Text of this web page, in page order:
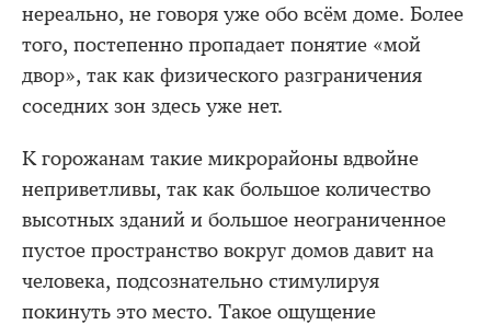
нереально, не говоря уже обо всём доме. Более
того, постепенно пропадает понятие «мой
двор», так как физического разграничения
соседних зон здесь уже нет.
К горожанам такие микрорайоны вдвойне
неприветливы, так как большое количество
высотных зданий и большое неограниченное
пустое пространство вокруг домов давит на
человека, подсознательно стимулируя
покинуть это место. Такое ощущение